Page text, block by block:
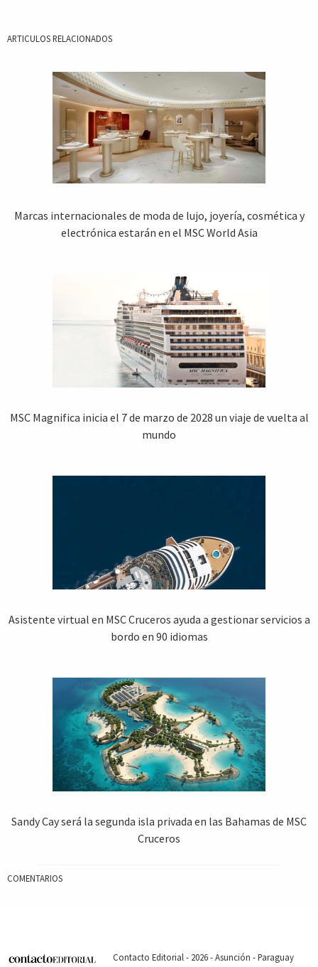
ARTICULOS RELACIONADOS
Marcas internacionales de moda de lujo, joyería, cosmética y
electrónica estarán en el MSC World Asia
MSC Magnifica inicia el 7 de marzo de 2028 un viaje de vuelta al
mundo
Asistente virtual en MSC Cruceros ayuda a gestionar servicios a
bordo en 90 idiomas
Sandy Cay será la segunda isla privada en las Bahamas de MSC
Cruceros
COMENTARIOS
Contacto Editorial - 2026 - Asunción - Paraguay